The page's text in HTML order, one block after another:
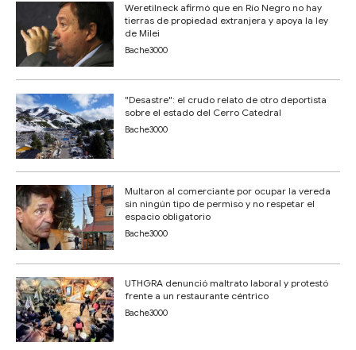
Weretilneck afirmó que en Río Negro no hay
tierras de propiedad extranjera y apoya la ley
de Milei
Bache3000
"Desastre": el crudo relato de otro deportista
sobre el estado del Cerro Catedral
Bache3000
Multaron al comerciante por ocupar la vereda
sin ningún tipo de permiso y no respetar el
espacio obligatorio
Bache3000
UTHGRA denunció maltrato laboral y protestó
frente a un restaurante céntrico
Bache3000